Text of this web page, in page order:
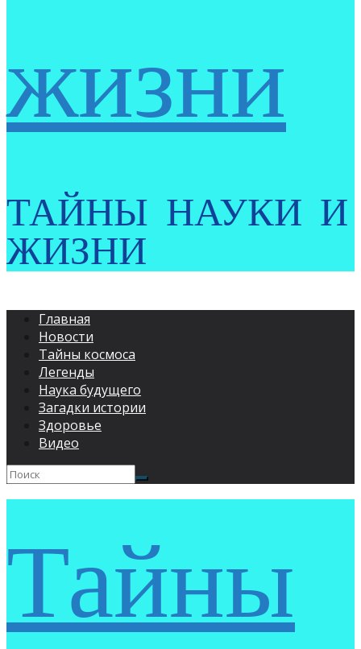
жизни
ТАЙНЫ НАУКИ И
ЖИЗНИ
Главная
Новости
Тайны космоса
Легенды
Наука будущего
Загадки истории
Здоровье
Видео
Тайны